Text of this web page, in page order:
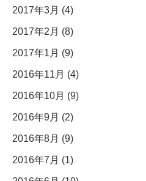
2017年3月 (4)
2017年2月 (8)
2017年1月 (9)
2016年11月 (4)
2016年10月 (9)
2016年9月 (2)
2016年8月 (9)
2016年7月 (1)